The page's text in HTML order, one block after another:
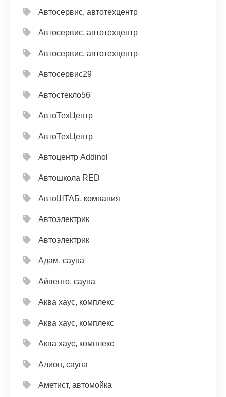
Автосервис, автотехцентр
Автосервис, автотехцентр
Автосервис, автотехцентр
Автосервис29
Автостекло56
АвтоТехЦентр
АвтоТехЦентр
Автоцентр Addinol
Автошкола RED
АвтоШТАБ, компания
Автоэлектрик
Автоэлектрик
Адам, сауна
Айвенго, сауна
Аква хаус, комплекс
Аква хаус, комплекс
Аква хаус, комплекс
Алион, сауна
Аметист, автомойка